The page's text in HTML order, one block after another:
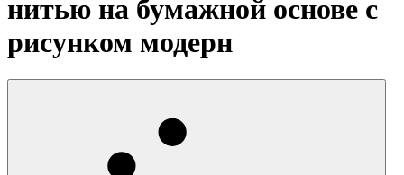
нитью на бумажной основе с
рисунком модерн